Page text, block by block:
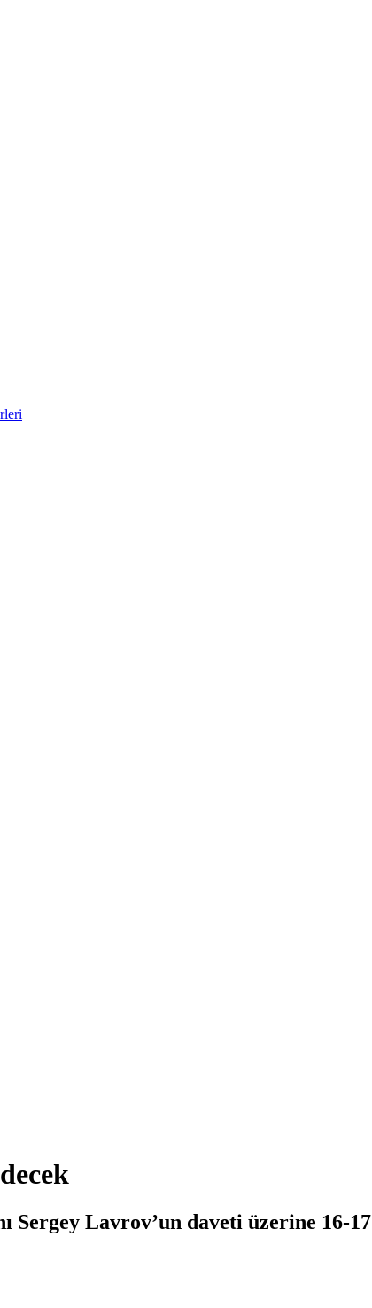
Sergey Lavrov’un daveti üzerine 16-17